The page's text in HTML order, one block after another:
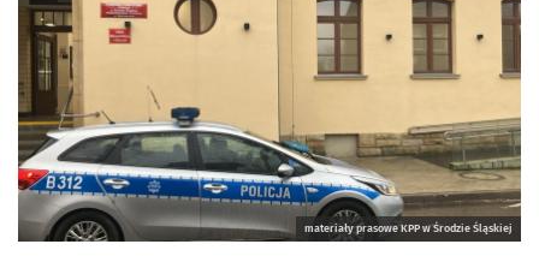
materiały prasowe KPP w Środzie Śląskiej